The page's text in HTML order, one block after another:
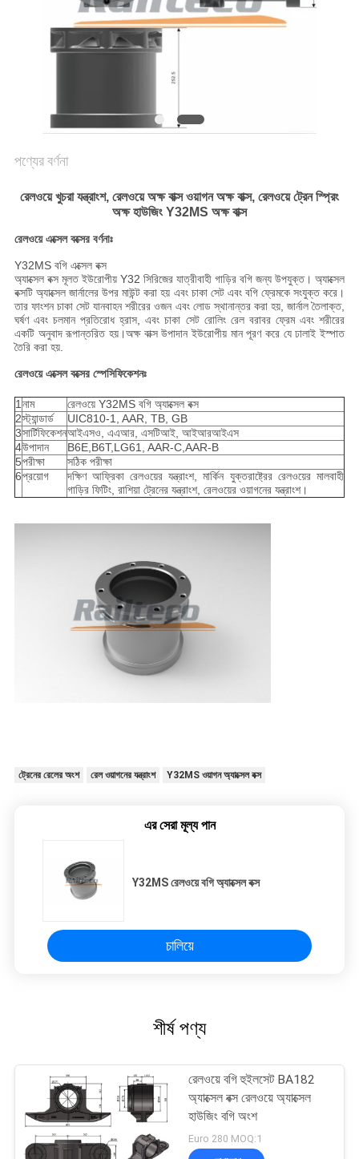
PRIVACY
POLICY
পণ্যের বর্ণনা
রেলওয়ে খুচরা যন্ত্রাংশ, রেলওয়ে অক্ষ বাক্স ওয়াগন অক্ষ বাক্স, রেলওয়ে ট্রেন স্প্রিং
অক্ষ হাউজিং Y32MS অক্ষ বাক্স
রেলওয়ে এক্সেল বক্সের বর্ণনাঃ
Y32MS বগি এক্সেল বক্স
অ্যাক্সেল বক্স মূলত ইউরোপীয় Y32 সিরিজের যাত্রীবাহী গাড়ির বগি জন্য উপযুক্ত। অ্যাক্সেল
বক্সটি অ্যাক্সেল জার্নালের উপর মাউন্ট করা হয় এবং চাকা সেট এবং বগি ফ্রেমকে সংযুক্ত করে।
তার ফাংশন চাকা সেট যানবাহন শরীরের ওজন এবং লোড স্থানান্তর করা হয়, জার্নাল তৈলাক্ত,
ঘর্ষণ এবং চলমান প্রতিরোধ হ্রাস, এবং চাকা সেট রোলিং রেল বরাবর ফ্রেম এবং শরীরের
একটি অনুবাদ রূপান্তরিত হয়।অক্ষ বাক্স উপাদান ইউরোপীয় মান পূরণ করে যে ঢালাই ইস্পাত
তৈরি করা হয়.
রেলওয়ে এক্সেল বক্সের স্পেসিফিকেশনঃ
1নাম
রেলওয়ে Y32MS বগি অ্যাক্সেল বক্স
2স্ট্যান্ডার্ড
UIC810-1, AAR, TB, GB
3সার্টিফিকেশনআইএসও, এএআর, এসটিআই, আইআরআইএস
4উপাদান
B6E,B6T,LG61, AAR-C,AAR-B
5পরীক্ষা
সঠিক পরীক্ষা
6প্রয়োগ
দক্ষিণ আফ্রিকা রেলওয়ের যন্ত্রাংশ, মার্কিন যুক্তরাষ্ট্রের রেলওয়ের মালবাহী
গাড়ির ফিটিং, রাশিয়া ট্রেনের যন্ত্রাংশ, রেলওয়ের ওয়াগনের যন্ত্রাংশ।
ট্রেনের রেলের অংশ রেল ওয়াগনের যন্ত্রাংশ Y32MS ওয়াগন অ্যাক্সেল বক্স
এর সেরা মূল্য পান
Y32MS রেলওয়ে বগি অ্যাক্সেল বক্স
চালিয়ে
শীর্ষ পণ্য
রেলওয়ে বগি হুইলসেট BA182
অ্যাক্সেল বক্স রেলওয়ে অ্যাক্সেল
হাউজিং বগি অংশ
Euro 280 MOQ:1